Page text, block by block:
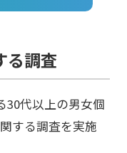
る調査
30代以上の男女個
する調査を実施